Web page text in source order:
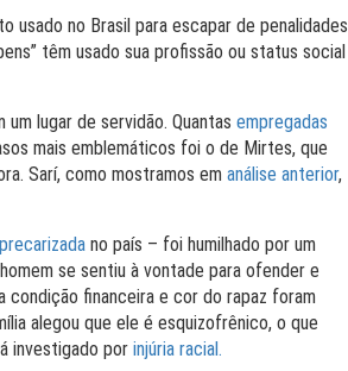
usado no Brasil para escapar de penalidades
têm usado sua profissão ou status social
lugar de servidão. Quantas empregadas
mais emblemáticos foi o de Mirtes, que
Sarí, como mostramos em análise anterior,
precarizada no país – foi humilhado por um
se sentiu à vontade para ofender e
condição financeira e cor do rapaz foram
alegou que ele é esquizofrênico, o que
investigado por injúria racial.